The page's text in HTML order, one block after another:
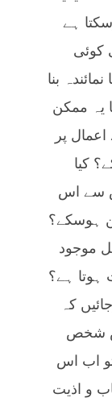
ہے
کوئی
بنا
یہ ممکن
پر
کیا
سے اس
ہوسکے؟
موجود
ہے؟
کہ
شخص
اب اس
و اذیت